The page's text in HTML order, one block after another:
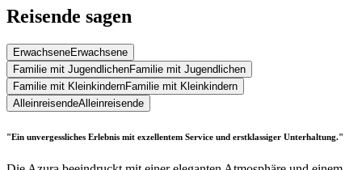
Reisende sagen
ErwachseneErwachsene
Familie mit JugendlichenFamilie mit Jugendlichen
Familie mit KleinkindernFamilie mit Kleinkindern
AlleinreisendeAlleinreisende
"Ein unvergessliches Erlebnis mit exzellentem Service und erstklassiger Unterhaltung."